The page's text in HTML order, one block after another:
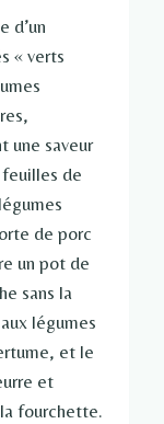
d’un
« verts
une saveur
de
de porc
un pot de
sans la
légumes
et le
et
fourchette.